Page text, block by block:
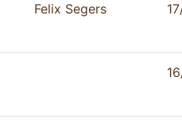
Felix Segers